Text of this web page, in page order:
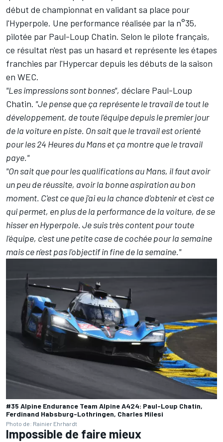
début de championnat en validant sa place pour
l'Hyperpole. Une performance réalisée par la n°35,
pilotée par Paul-Loup Chatin. Selon le pilote français,
ce résultat n'est pas un hasard et représente les étapes
franchies par l'Hypercar depuis les débuts de la saison
en WEC.
"Les impressions sont bonnes", déclare Paul-Loup
Chatin. "Je pense que ça représente le travail de tout le
développement, de toute l'équipe depuis le premier jour
de la voiture en piste. On sait que le travail est orienté
pour les 24 Heures du Mans et ça montre que le travail
paye."
"On sait que pour les qualifications au Mans, il faut avoir
un peu de réussite, avoir la bonne aspiration au bon
moment. C'est ce que j'ai eu la chance d'obtenir et c'est ce
qui permet, en plus de la performance de la voiture, de se
hisser en Hyperpole. Je suis très content pour toute
l'équipe, c'est une petite case de cochée pour la semaine
mais ce n'est pas l'objectif in fine de la semaine."
#35 Alpine Endurance Team Alpine A424: Paul-Loup Chatin,
Ferdinand Habsburg-Lothringen, Charles Milesi
Photo de: Rainier Ehrhardt
Impossible de faire mieux